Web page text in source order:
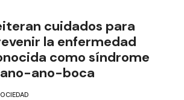
cuidados para
la enfermedad
como síndrome
ano-boca